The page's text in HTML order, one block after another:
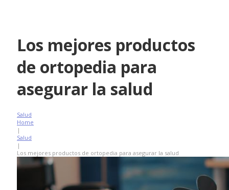
Los mejores productos
de ortopedia para
asegurar la salud
Salud
Home
|
Salud
|
Los mejores productos de ortopedia para asegurar la salud